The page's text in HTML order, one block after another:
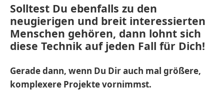
Solltest Du ebenfalls zu den
neugierigen und breit interessierten
Menschen gehören, dann lohnt sich
diese Technik auf jeden Fall für Dich!
Gerade dann, wenn Du Dir auch mal größere,
komplexere Projekte vornimmst.